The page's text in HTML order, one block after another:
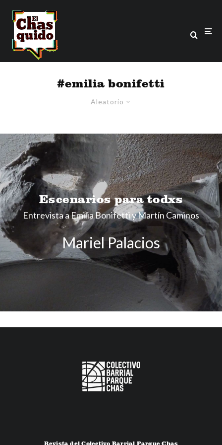
#emilia bonifetti
Aleatorio
Escenarios para todxs
Entrevista a Emilia Bonifetti y Martín Caminos
Mariel Palacios